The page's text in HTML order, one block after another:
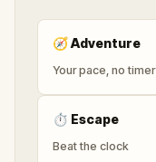
🧭Adventure
Your pace, no timer
⏱ Escape
Beat the clock